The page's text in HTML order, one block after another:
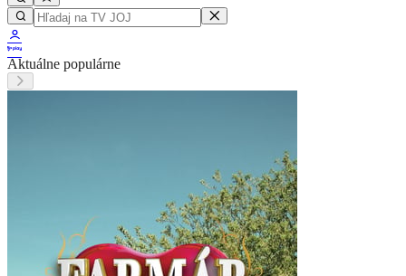
Aktuálne populárne